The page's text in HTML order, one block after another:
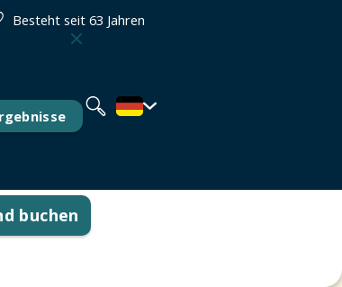
Besteht seit 63 Jahren
Nederlands
Français
buchen